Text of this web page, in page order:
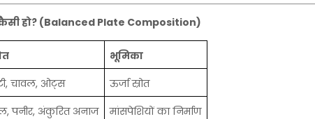
हो? (Balanced Plate Composition)
भूमिका
,चावल, ओट्स ऊर्जा स्रोत
,पनीर, अंकुरित अनाज मांसपेशियों का निर्माण